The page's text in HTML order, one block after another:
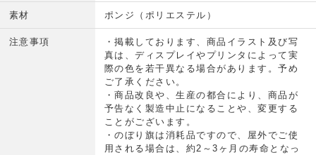
素材 ポンジ（ポリエステル）
注意事項
・掲載しております、商品イラスト及び写
真は、ディスプレイやプリンタによって実
際の色を若干異なる場合があります。予め
ご了承ください。
・商品改良や、生産の都合により、商品が
予告なく製造中止になることや、変更する
ことがございます。
・のぼり旗は消耗品ですので、屋外でご使
用される場合は、約2～3ヶ月の寿命となっ